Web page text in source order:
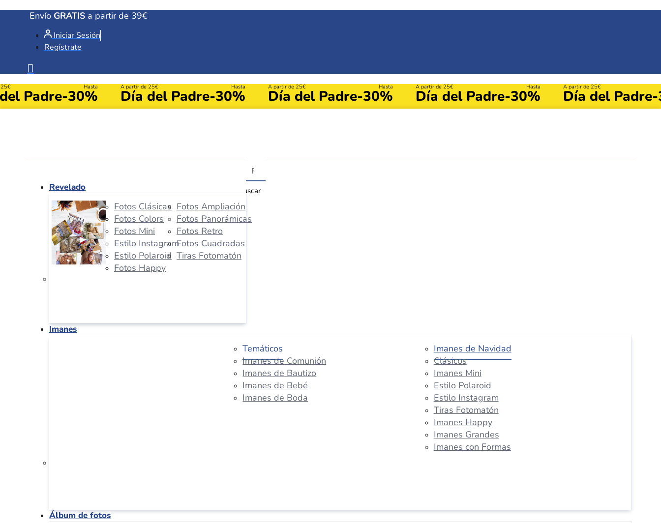
Envío GRATIS a partir de 39€
Iniciar Sesión
Regístrate
Padre
Hasta
-30%
A partir de 25€
Día del Padre
Hasta
-30%
A partir de 25€
Día del Padre
Hasta
-30%
A partir de 25€
Día del Padre
Hasta
-30%
A partir de 25€
Día del Padre
Buscar
Revelado
Fotos Clásicas
Fotos Colors
Fotos Mini
Estilo Instagram
Estilo Polaroid
Fotos Happy
Fotos Ampliación
Fotos Panorámicas
Fotos Retro
Fotos Cuadradas
Tiras Fotomatón
Imanes
Temáticos
Imanes de Comunión
Imanes de Bautizo
Imanes de Bebé
Imanes de Boda
Imanes de Navidad
Clásicos
Imanes Mini
Estilo Polaroid
Estilo Instagram
Tiras Fotomatón
Imanes Happy
Imanes Grandes
Imanes con Formas
Álbum de fotos